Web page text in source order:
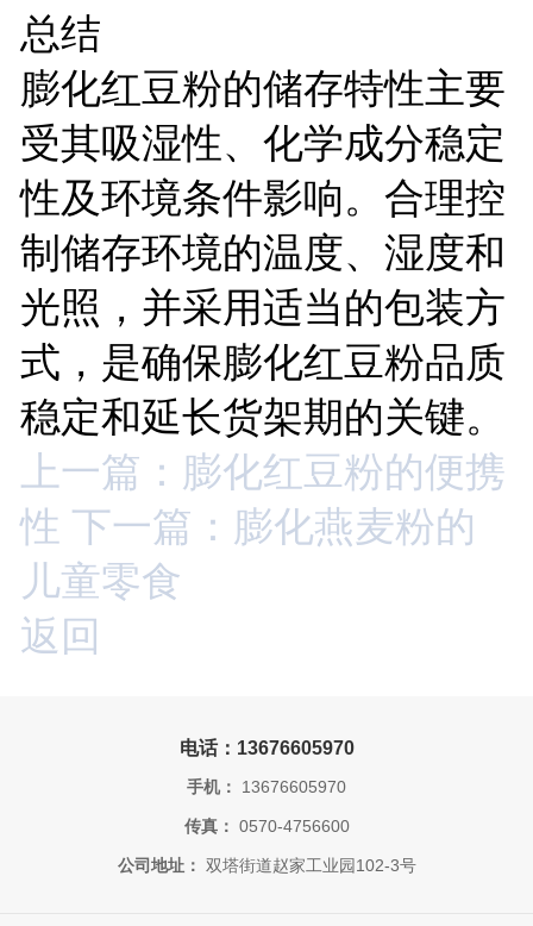
总结
膨化红豆粉的储存特性主要
受其吸湿性、化学成分稳定
性及环境条件影响。合理控
制储存环境的温度、湿度和
光照，并采用适当的包装方
式，是确保膨化红豆粉品质
稳定和延长货架期的关键。
上一篇：膨化红豆粉的便携
性 下一篇：膨化燕麦粉的
儿童零食
返回
电话：13676605970
手机： 13676605970
传真： 0570-4756600
公司地址： 双塔街道赵家工业园102-3号